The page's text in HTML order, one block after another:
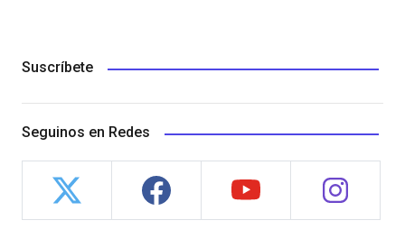
Suscríbete
Seguinos en Redes